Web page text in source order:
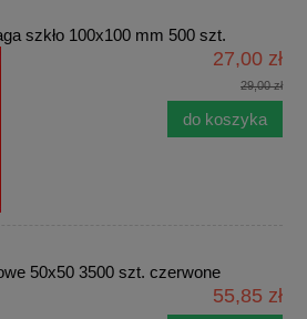
szkło 100x100 mm 500 szt.
27,00 zł
29,00 zł
do koszyka
50x50 3500 szt. czerwone
55,85 zł